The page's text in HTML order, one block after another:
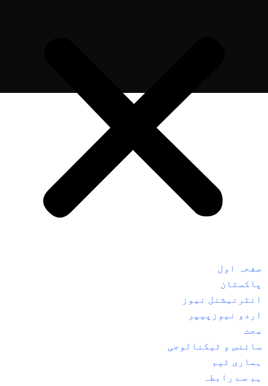
صفحہ اول
پاکستان
انٹرنیشنل نیوز
اردو نیوزپیپر
صحت
سائنس و ٹیکنالوجی
ہماری ٹیم
ہم سے رابطہ